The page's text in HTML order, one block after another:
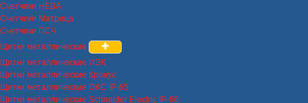
Счетчики НЕВА
Счетчики Матрица
Счетчики ПСЧ
Щитки металлические
Щитки металлические ИЭК
Щитки металлические Кронус
Щитки металлические DKC IP-65
Щитки металлические Schneider Electric IP-66